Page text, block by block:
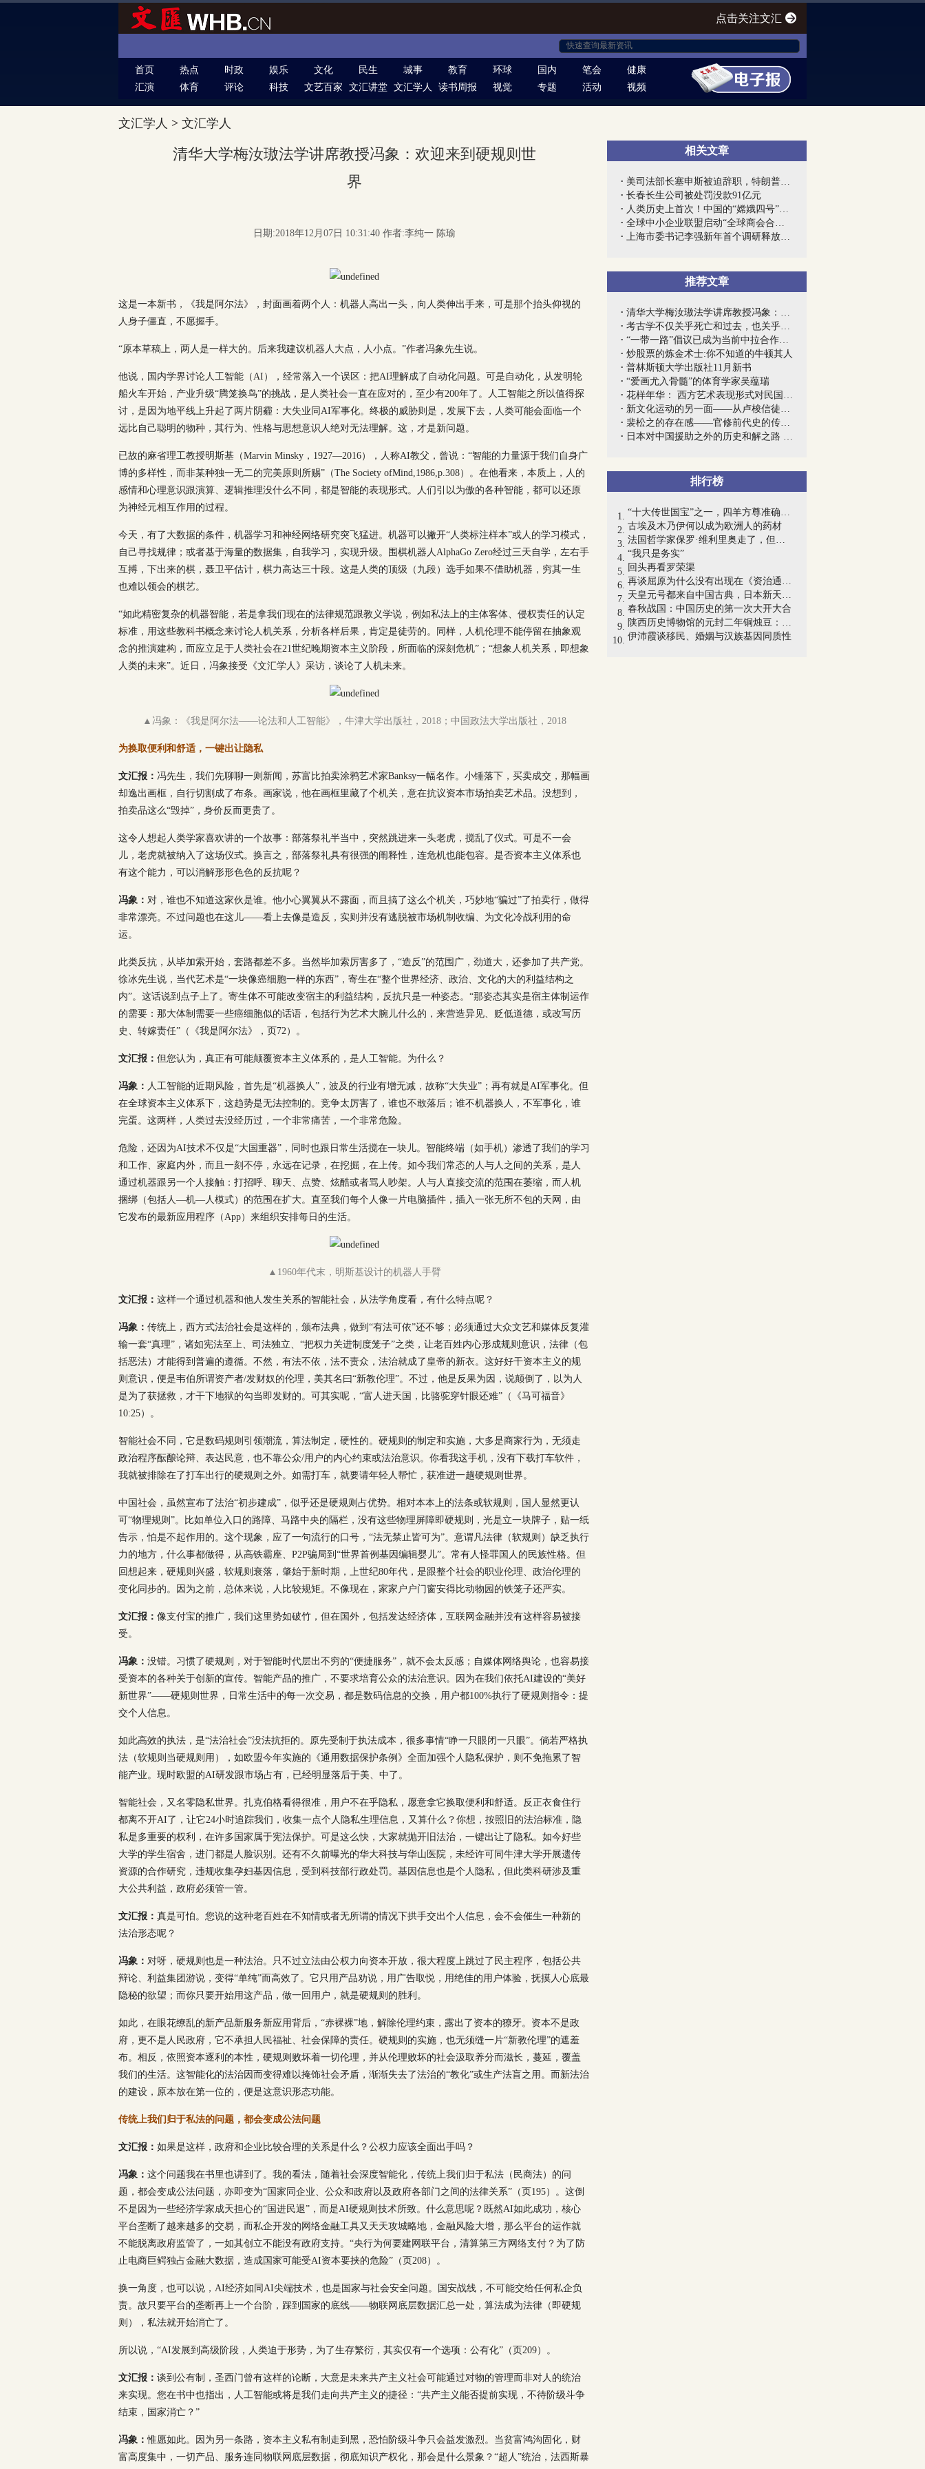
点击关注文汇
首页 热点 时政 娱乐 文化 民生 城事 教育 环球 国内 笔会
健康
汇演
体育 评论 科技 文艺百家 文汇讲堂 文汇学人 读书周报 视觉 专题 活动 视频
文汇学人 > 文汇学人
相关文章
美司法部长塞申斯被迫辞职，特朗普终向“...
长春长生公司被处罚没款91亿元
人类历史上首次！中国的“嫦娥四号”到底...
全球中小企业联盟启动“全球商会合作网”...
上海市委书记李强新年首个调研释放强烈信...
推荐文章
清华大学梅汝璈法学讲席教授冯象：欢迎来...
考古学不仅关乎死亡和过去，也关乎生存和...
“一带一路”倡议已成为当前中拉合作的新...
炒股票的炼金术士:你不知道的牛顿其人
普林斯顿大学出版社11月新书
“爱画尤入骨髓”的体育学家吴蕴瑞
花样年华： 西方艺术表现形式对民国时期...
新文化运动的另一面——从卢梭信徒张竞生...
裴松之的存在感——官修前代史的传统是怎...
日本对中国援助之外的历史和解之路 | 沙青青
排行榜
“十大传世国宝”之一，四羊方尊准确出土...
古埃及木乃伊何以成为欧洲人的药材
法国哲学家保罗·维利里奥走了，但他对这...
“我只是务实”
回头再看罗荣渠
再谈屈原为什么没有出现在《资治通鉴》中
天皇元号都来自中国古典，日本新天皇5月1...
春秋战国：中国历史的第一次大开大合
陕西历史博物馆的元封二年铜烛豆：重要的...
伊沛霞谈移民、婚姻与汉族基因同质性
清华大学梅汝璈法学讲席教授冯象：欢迎来到硬规则世
界
日期:2018年12月07日 10:31:40 作者:李纯一 陈瑜
这是一本新书，《我是阿尔法》，封面画着两个人：机器人高出一头，向人类伸出手来，可是那个抬头仰视的
人身子僵直，不愿握手。
“原本草稿上，两人是一样大的。后来我建议机器人大点，人小点。”作者冯象先生说。
他说，国内学界讨论人工智能（AI），经常落入一个误区：把AI理解成了自动化问题。可是自动化，从发明轮
船火车开始，产业升级“腾笼换鸟”的挑战，是人类社会一直在应对的，至少有200年了。人工智能之所以值得探
讨，是因为地平线上升起了两片阴霾：大失业同AI军事化。终极的威胁则是，发展下去，人类可能会面临一个
远比自己聪明的物种，其行为、性格与思想意识人绝对无法理解。这，才是新问题。
已故的麻省理工教授明斯基（Marvin Minsky，1927—2016），人称AI教父，曾说：“智能的力量源于我们自身广
博的多样性，而非某种独一无二的完美原则所赐”（The Society ofMind,1986,p.308）。在他看来，本质上，人的
感情和心理意识跟演算、逻辑推理没什么不同，都是智能的表现形式。人们引以为傲的各种智能，都可以还原
为神经元相互作用的过程。
今天，有了大数据的条件，机器学习和神经网络研究突飞猛进。机器可以撇开“人类标注样本”或人的学习模式，
自己寻找规律；或者基于海量的数据集，自我学习，实现升级。围棋机器人AlphaGo Zero经过三天自学，左右手
互搏，下出来的棋，聂卫平估计，棋力高达三十段。这是人类的顶级（九段）选手如果不借助机器，穷其一生
也难以领会的棋艺。
“如此精密复杂的机器智能，若是拿我们现在的法律规范跟教义学说，例如私法上的主体客体、侵权责任的认定
标准，用这些教科书概念来讨论人机关系，分析各样后果，肯定是徒劳的。同样，人机伦理不能停留在抽象观
念的推演建构，而应立足于人类社会在21世纪晚期资本主义阶段，所面临的深刻危机”；“想象人机关系，即想象
人类的未来”。近日，冯象接受《文汇学人》采访，谈论了人机未来。
▲冯象：《我是阿尔法——论法和人工智能》，牛津大学出版社，2018；中国政法大学出版社，2018
为换取便利和舒适，一键出让隐私
文汇报： 冯先生，我们先聊聊一则新闻，苏富比拍卖涂鸦艺术家Banksy一幅名作。小锤落下，买卖成交，那幅画
却逸出画框，自行切割成了布条。画家说，他在画框里藏了个机关，意在抗议资本市场拍卖艺术品。没想到，
拍卖品这么“毁掉”，身价反而更贵了。
这令人想起人类学家喜欢讲的一个故事：部落祭礼半当中，突然跳进来一头老虎，搅乱了仪式。可是不一会
儿，老虎就被纳入了这场仪式。换言之，部落祭礼具有很强的阐释性，连危机也能包容。是否资本主义体系也
有这个能力，可以消解形形色色的反抗呢？
冯象： 对，谁也不知道这家伙是谁。他小心翼翼从不露面，而且搞了这么个机关，巧妙地“骗过”了拍卖行，做得
非常漂亮。不过问题也在这儿——看上去像是造反，实则并没有逃脱被市场机制收编、为文化冷战利用的命
运。
此类反抗，从毕加索开始，套路都差不多。当然毕加索厉害多了，“造反”的范围广，劲道大，还参加了共产党。
徐冰先生说，当代艺术是“一块像癌细胞一样的东西”，寄生在“整个世界经济、政治、文化的大的利益结构之
内”。这话说到点子上了。寄生体不可能改变宿主的利益结构，反抗只是一种姿态。“那姿态其实是宿主体制运作
的需要：那大体制需要一些癌细胞似的话语，包括行为艺术大腕儿什么的，来营造异见、贬低道德，或改写历
史、转嫁责任”（《我是阿尔法》，页72）。
文汇报： 但您认为，真正有可能颠覆资本主义体系的，是人工智能。为什么？
冯象： 人工智能的近期风险，首先是“机器换人”，波及的行业有增无减，故称“大失业”；再有就是AI军事化。但
在全球资本主义体系下，这趋势是无法控制的。竞争太厉害了，谁也不敢落后；谁不机器换人，不军事化，谁
完蛋。这两样，人类过去没经历过，一个非常痛苦，一个非常危险。
危险，还因为AI技术不仅是“大国重器”，同时也跟日常生活搅在一块儿。智能终端（如手机）渗透了我们的学习
和工作、家庭内外，而且一刻不停，永远在记录，在挖掘，在上传。如今我们常态的人与人之间的关系，是人
通过机器跟另一个人接触：打招呼、聊天、点赞、炫酷或者骂人吵架。人与人直接交流的范围在萎缩，而人机
捆绑（包括人—机—人模式）的范围在扩大。直至我们每个人像一片电脑插件，插入一张无所不包的天网，由
它发布的最新应用程序（App）来组织安排每日的生活。
▲1960年代末，明斯基设计的机器人手臂
文汇报： 这样一个通过机器和他人发生关系的智能社会，从法学角度看，有什么特点呢？
冯象： 传统上，西方式法治社会是这样的，颁布法典，做到“有法可依”还不够；必须通过大众文艺和媒体反复灌
输一套“真理”，诸如宪法至上、司法独立、“把权力关进制度笼子”之类，让老百姓内心形成规则意识，法律（包
括恶法）才能得到普遍的遵循。不然，有法不依，法不责众，法治就成了皇帝的新衣。这好好干资本主义的规
则意识，便是韦伯所谓资产者/发财奴的伦理，美其名曰“新教伦理”。不过，他是反果为因，说颠倒了，以为人
是为了获拯救，才干下地狱的勾当即发财的。可其实呢，“富人进天国，比骆驼穿针眼还难”（《马可福音》
10:25）。
智能社会不同，它是数码规则引领潮流，算法制定，硬性的。硬规则的制定和实施，大多是商家行为，无须走
政治程序酝酿论辩、表达民意，也不靠公众/用户的内心约束或法治意识。你看我这手机，没有下载打车软件，
我就被排除在了打车出行的硬规则之外。如需打车，就要请年轻人帮忙，获准进一趟硬规则世界。
中国社会，虽然宣布了法治“初步建成”，似乎还是硬规则占优势。相对本本上的法条或软规则，国人显然更认
可“物理规则”。比如单位入口的路障、马路中央的隔栏，没有这些物理屏障即硬规则，光是立一块牌子，贴一纸
告示，怕是不起作用的。这个现象，应了一句流行的口号，“法无禁止皆可为”。意谓凡法律（软规则）缺乏执行
力的地方，什么事都做得，从高铁霸座、P2P骗局到“世界首例基因编辑婴儿”。常有人怪罪国人的民族性格。但
回想起来，硬规则兴盛，软规则衰落，肇始于新时期，上世纪80年代，是跟整个社会的职业伦理、政治伦理的
变化同步的。因为之前，总体来说，人比较规矩。不像现在，家家户户门窗安得比动物园的铁笼子还严实。
文汇报： 像支付宝的推广，我们这里势如破竹，但在国外，包括发达经济体，互联网金融并没有这样容易被接
受。
冯象： 没错。习惯了硬规则，对于智能时代层出不穷的“便捷服务”，就不会太反感；自媒体网络舆论，也容易接
受资本的各种关于创新的宣传。智能产品的推广，不要求培育公众的法治意识。因为在我们依托AI建设的“美好
新世界”——硬规则世界，日常生活中的每一次交易，都是数码信息的交换，用户都100%执行了硬规则指令：提
交个人信息。
如此高效的执法，是“法治社会”没法抗拒的。原先受制于执法成本，很多事情“睁一只眼闭一只眼”。倘若严格执
法（软规则当硬规则用），如欧盟今年实施的《通用数据保护条例》全面加强个人隐私保护，则不免拖累了智
能产业。现时欧盟的AI研发跟市场占有，已经明显落后于美、中了。
智能社会，又名零隐私世界。扎克伯格看得很准，用户不在乎隐私，愿意拿它换取便利和舒适。反正衣食住行
都离不开AI了，让它24小时追踪我们，收集一点个人隐私生理信息，又算什么？你想，按照旧的法治标准，隐
私是多重要的权利，在许多国家属于宪法保护。可是这么快，大家就抛开旧法治，一键出让了隐私。如今好些
大学的学生宿舍，进门都是人脸识别。还有不久前曝光的华大科技与华山医院，未经许可同牛津大学开展遗传
资源的合作研究，违规收集孕妇基因信息，受到科技部行政处罚。基因信息也是个人隐私，但此类科研涉及重
大公共利益，政府必须管一管。
文汇报： 真是可怕。您说的这种老百姓在不知情或者无所谓的情况下拱手交出个人信息，会不会催生一种新的
法治形态呢？
冯象： 对呀，硬规则也是一种法治。只不过立法由公权力向资本开放，很大程度上跳过了民主程序，包括公共
辩论、利益集团游说，变得“单纯”而高效了。它只用产品劝说，用广告取悦，用绝佳的用户体验，抚摸人心底最
隐秘的欲望；而你只要开始用这产品，做一回用户，就是硬规则的胜利。
如此，在眼花缭乱的新产品新服务新应用背后，“赤裸裸”地，解除伦理约束，露出了资本的獠牙。资本不是政
府，更不是人民政府，它不承担人民福祉、社会保障的责任。硬规则的实施，也无须缝一片“新教伦理”的遮羞
布。相反，依照资本逐利的本性，硬规则败坏着一切伦理，并从伦理败坏的社会汲取养分而滋长，蔓延，覆盖
我们的生活。这智能化的法治因而变得难以掩饰社会矛盾，渐渐失去了法治的“教化”或生产法盲之用。而新法治
的建设，原本放在第一位的，便是这意识形态功能。
传统上我们归于私法的问题，都会变成公法问题
文汇报： 如果是这样，政府和企业比较合理的关系是什么？公权力应该全面出手吗？
冯象： 这个问题我在书里也讲到了。我的看法，随着社会深度智能化，传统上我们归于私法（民商法）的问
题，都会变成公法问题，亦即变为“国家同企业、公众和政府以及政府各部门之间的法律关系”（页195）。这倒
不是因为一些经济学家成天担心的“国进民退”，而是AI硬规则技术所致。什么意思呢？既然AI如此成功，核心
平台垄断了越来越多的交易，而私企开发的网络金融工具又天天攻城略地，金融风险大增，那么平台的运作就
不能脱离政府监管了，一如其创立不能没有政府支持。“央行为何要建网联平台，清算第三方网络支付？为了防
止电商巨鳄独占金融大数据，造成国家可能受AI资本要挟的危险”（页208）。
换一角度，也可以说，AI经济如同AI尖端技术，也是国家与社会安全问题。国安战线，不可能交给任何私企负
责。故只要平台的垄断再上一个台阶，踩到国家的底线——物联网底层数据汇总一处，算法成为法律（即硬规
则），私法就开始消亡了。
所以说，“AI发展到高级阶段，人类迫于形势，为了生存繁衍，其实仅有一个选项：公有化”（页209）。
文汇报： 谈到公有制，圣西门曾有这样的论断，大意是未来共产主义社会可能通过对物的管理而非对人的统治
来实现。您在书中也指出，人工智能或将是我们走向共产主义的捷径：“共产主义能否提前实现，不待阶级斗争
结束，国家消亡？”
冯象：惟愿如此。因为另一条路，资本主义私有制走到黑，恐怕阶级斗争只会益发激烈。当贫富鸿沟固化，财
富高度集中，一切产品、服务连同物联网底层数据，彻底知识产权化，那会是什么景象？“超人”统治，法西斯暴